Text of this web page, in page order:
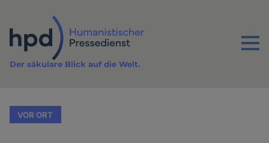
Inhalt
Menu
Der säkulare Blick auf die Welt.
VOR ORT